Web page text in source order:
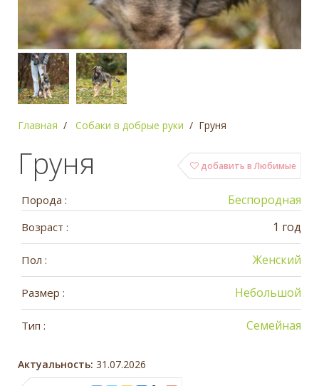
Главная Собаки в добрые руки Груня
добавить в Любимые
Груня
Порода : Беспородная
Возраст : 1 год
Пол : Женский
Размер : Небольшой
Тип : Семейная
Актуальность: 31.07.2026